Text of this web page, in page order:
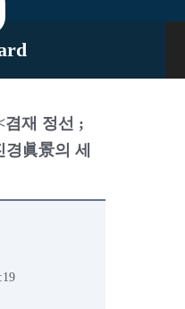
겸재 정선 ;
眞景의 세